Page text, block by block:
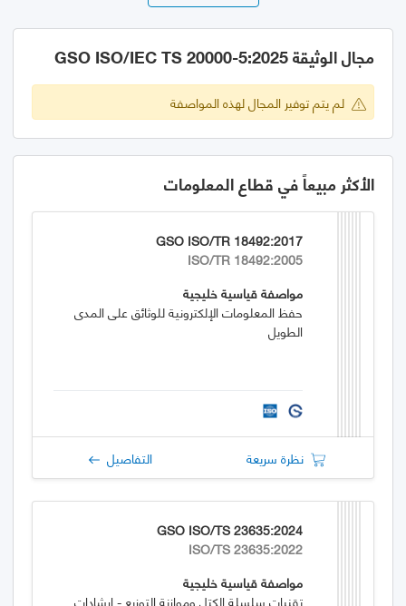
مجال الوثيقة GSO ISO/IEC TS 20000-5:2025
لم يتم توفير المجال لهذه المواصفة
الأكثر مبيعاً في قطاع المعلومات
GSO ISO/TR 18492:2017
ISO/TR 18492:2005
مواصفة قياسية خليجية
حفظ المعلومات الإلكترونية للوثائق على المدى
الطويل
نظرة سريعة التفاصيل
GSO ISO/TS 23635:2024
ISO/TS 23635:2022
مواصفة قياسية خليجية
تقنيات سلسلة الكتل وموازنة التوزيع - إرشادات